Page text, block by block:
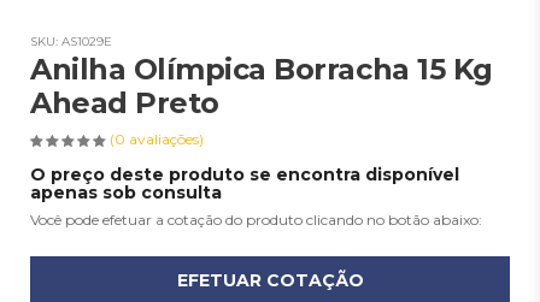
Anilha Olímpica Borracha 15 Kg
Ahead Preto
(0 avaliações)
SKU: AS1029E
O preço deste produto se encontra disponível
apenas sob consulta
Você pode efetuar a cotação do produto clicando no botão abaixo:
EFETUAR COTAÇÃO